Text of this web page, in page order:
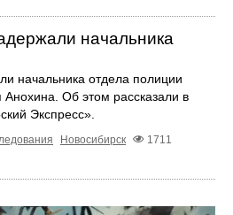
начальника
начальника отдела полиции
Об этом рассказали в
Экспресс».
Новосибирск
1711